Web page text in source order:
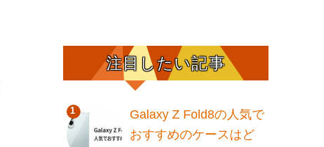
注目したい記事
Galaxy Z Fold8の人気で
おすすめのケースはど